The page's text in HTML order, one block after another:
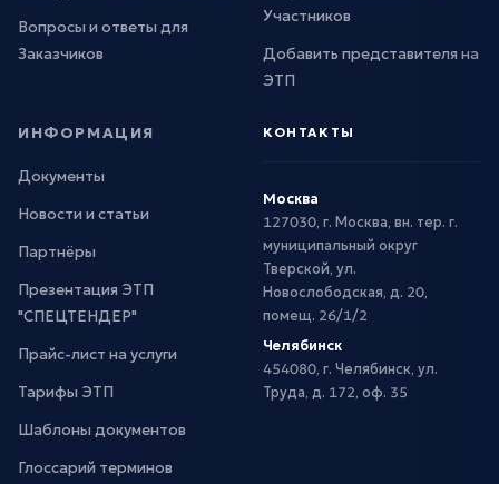
Вопросы и ответы для
Заказчиков
Участников
Добавить представителя на
ЭТП
ИНФОРМАЦИЯ
Документы
Новости и статьи
Партнёры
Презентация ЭТП
"СПЕЦТЕНДЕР"
Прайс-лист на услуги
Тарифы ЭТП
Шаблоны документов
Глоссарий терминов
КОНТАКТЫ
Москва
127030, г. Москва, вн. тер. г.
муниципальный округ
Тверской, ул.
Новослободская, д. 20,
помещ. 26/1/2
Челябинск
454080, г. Челябинск, ул.
Труда, д. 172, оф. 35